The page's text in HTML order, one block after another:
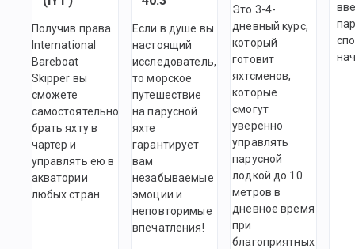
Получив права
International
Bareboat
Skipper вы
сможете
самостоятельно
брать яхту в
чартер и
управлять ею в
акватории
любых стран.
Если в душе вы
настоящий
исследователь,
то морское
путешествие
на парусной
яхте
гарантирует
вам
незабываемые
эмоции и
неповторимые
впечатления!
Это 3-4-
дневный курс,
который
готовит
яхтсменов,
которые
смогут
уверенно
управлять
парусной
лодкой до 10
метров в
дневное время
при
благоприятных